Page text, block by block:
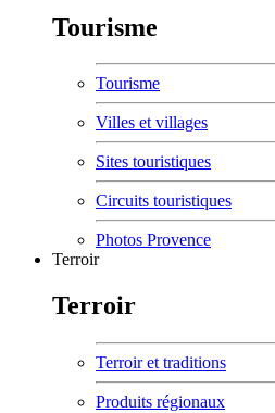
Tourisme
Tourisme
Villes et villages
Sites touristiques
Circuits touristiques
Photos Provence
Terroir
Terroir
Terroir et traditions
Produits régionaux